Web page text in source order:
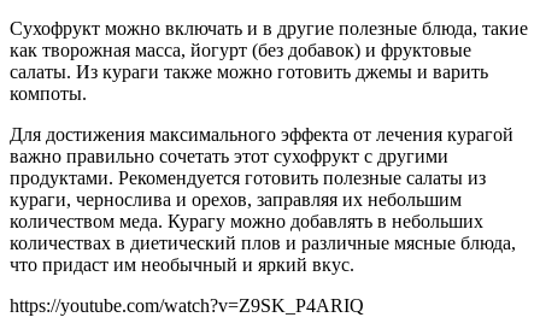
Сухофрукт можно включать и в другие полезные блюда, такие
как творожная масса, йогурт (без добавок) и фруктовые
салаты. Из кураги также можно готовить джемы и варить
компоты.
Для достижения максимального эффекта от лечения курагой
важно правильно сочетать этот сухофрукт с другими
продуктами. Рекомендуется готовить полезные салаты из
кураги, чернослива и орехов, заправляя их небольшим
количеством меда. Курагу можно добавлять в небольших
количествах в диетический плов и различные мясные блюда,
что придаст им необычный и яркий вкус.
https://youtube.com/watch?v=Z9SK_P4ARIQ